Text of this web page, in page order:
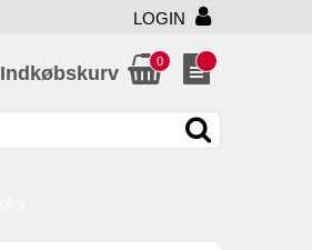
LOGIN
Indkøbskurv
0